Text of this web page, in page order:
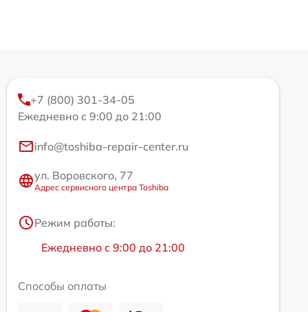
+7 (800) 301-34-05
Ежедневно с 9:00 до 21:00
info@toshiba-repair-center.ru
ул. Воровского, 77
Адрес сервисного центра Toshiba
Режим работы:
Ежедневно с 9:00 до 21:00
Способы оплаты